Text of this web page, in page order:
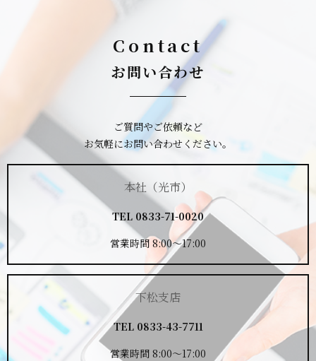
Contact
お問い合わせ
ご質問やご依頼など
お気軽にお問い合わせください。
本社（光市）
TEL 0833-71-0020
営業時間 8:00～17:00
下松支店
TEL 0833-43-7711
営業時間 8:00～17:00